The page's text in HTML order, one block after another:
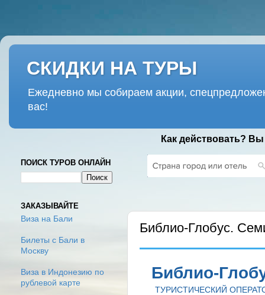
СКИДКИ НА ТУРЫ
Ежедневно мы собираем акции,
вас!
Как действовать?
Библио-Глобус.
Библио-
ТУРИСТИЧЕСКИЙ
ПОИСК ТУРОВ ОНЛАЙН
ЗАКАЗЫВАЙТЕ
Виза на Бали
Билеты с Бали в
Москву
Виза в Индонезию по
рублевой карте